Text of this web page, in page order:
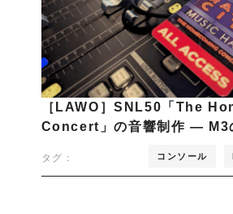
［LAWO］SNL50「The
Concert」の音響制作 — M3
タグ： コンソール